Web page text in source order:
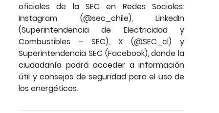
oficiales de la SEC en Redes Sociales:
Instagram (@sec_chile), LinkedIn
(Superintendencia de Electricidad y
Combustibles – SEC), X (@SEC_cl) y
Superintendencia SEC (Facebook), donde la
ciudadanía podrá acceder a información
útil y consejos de seguridad para el uso de
los energéticos.